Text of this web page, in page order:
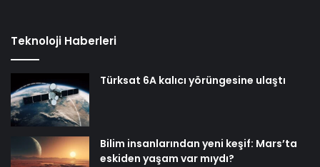
Teknoloji Haberleri
Türksat 6A kalıcı yörüngesine ulaştı
Bilim insanlarından yeni keşif: Mars’ta
eskiden yaşam var mıydı?